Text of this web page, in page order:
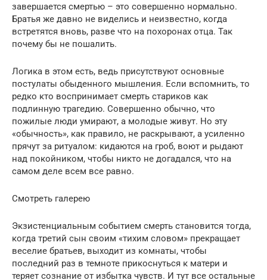
завершается смертью – это совершенно нормально.
Братья же давно не виделись и неизвестно, когда
встретятся вновь, разве что на похоронах отца. Так
почему бы не пошалить.
Логика в этом есть, ведь присутствуют основные
постулаты обыденного мышления. Если вспомнить, то
редко кто воспринимает смерть стариков как
подлинную трагедию. Совершенно обычно, что
пожилые люди умирают, а молодые живут. Но эту
«обычность», как правило, не раскрывают, а усиленно
прячут за ритуалом: кидаются на гроб, воют и рыдают
над покойником, чтобы никто не догадался, что на
самом деле всем все равно.
Смотреть галерею
Экзистенциальным событием смерть становится тогда,
когда третий сын своим «тихим словом» прекращает
веселие братьев, выходит из комнаты, чтобы
последний раз в темноте прикоснуться к матери и
теряет сознание от избытка чувств. И тут все остальные